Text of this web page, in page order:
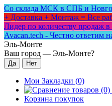
Со склада МСК в СПБ и
+ Доставка + Монтаж = Все
Лидер по количеству продаж в
Avacan.tech - Честно ответим
Эль-Монте
Ваш город — Эль-Монте?
Мои Закладки (0)
Корзина покупок